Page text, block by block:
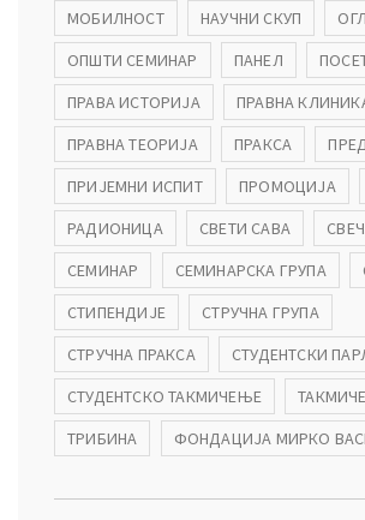
МОБИЛНОСТ
НАУЧНИ СКУП
ОПШТИ СЕМИНАР
ПАНЕЛ
ПРАВА ИСТОРИЈА
ПРАВНА
ПРАВНА ТЕОРИЈА
ПРАКСА
ПРИЈЕМНИ ИСПИТ
ПРОМОЦИЈА
РАДИОНИЦА
СВЕТИ САВА
СЕМИНАР
СЕМИНАРСКА ГРУПА
СТИПЕНДИЈЕ
СТРУЧНА ГРУПА
СТРУЧНА ПРАКСА
СТУДЕНТСКИ
СТУДЕНТСКО ТАКМИЧЕЊЕ
ТРИБИНА
ФОНДАЦИЈА МИРКО